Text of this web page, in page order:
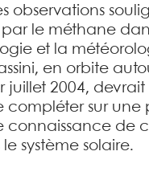
observations
le méthane
et la
en orbite
juillet 2004, devrait
compléter sur une
connaissance de
système solaire.